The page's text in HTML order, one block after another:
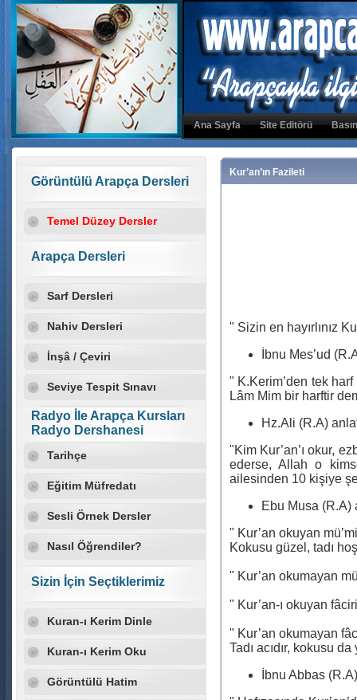
Ana Sayfa Site Editörü
Görüntülü Arapça Dersleri
Temel Düzey Dersler
Arapça Dersleri
Sarf Dersleri
Nahiv Dersleri
İnşâ / Çeviri
Seviye Tespit Sınavı
Radyo İle Arapça Kursları
Radyo Dershanesi
Tarihçe
Eğitim Müfredatı
Sesli Örnek Dersler
Nasıl Öğrendiler?
Sizin İçin Seçtiklerimiz
Kuran-ı Kerim Dinle
Kuran-ı Kerim Oku
Görüntülü Hatim
Kur’an’ın Fazileti
" Sizin en hayırlınız
İbnu Mes’ud
" K.Kerim’den tek
Lâm Mim bir harftir
Hz.Ali (R.A)
"Kim Kur’an’ı okur,
ederse, Allah o
ailesinden 10 kişiye
Ebu Musa (R.A)
" Kur’an okuyan
Kokusu güzel, tadı
" Kur’an okumayan
" Kur’an-ı okuyan
" Kur’an okumayan
Tadı acıdır, kokusu da
İbnu Abbas